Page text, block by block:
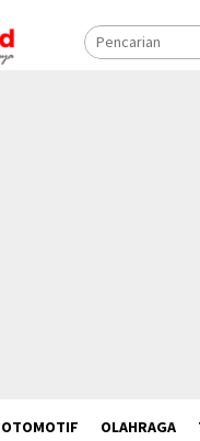
OTOMOTIF OLAHRAGA